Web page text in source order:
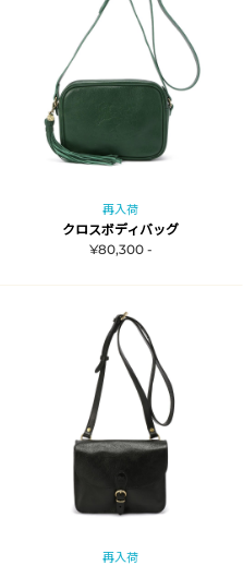
再入荷
クロスボディバッグ
¥80,300 -
再入荷